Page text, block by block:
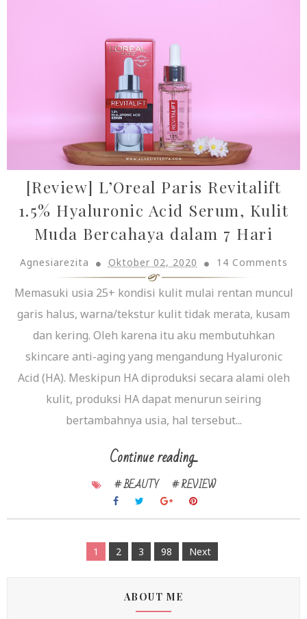
[Review] L’Oreal Paris Revitalift
1.5% Hyaluronic Acid Serum, Kulit
Muda Bercahaya dalam 7 Hari
Agnesiarezita Oktober 02, 2020 14 Comments
Memasuki usia 25+ kondisi kulit mulai rentan muncul
garis halus, warna/tekstur kulit tidak merata, kusam
dan kering. Oleh karena itu aku membutuhkan
skincare anti-aging yang mengandung Hyaluronic
Acid (HA). Meskipun HA diproduksi secara alami oleh
kulit, produksi HA dapat menurun seiring
bertambahnya usia, hal tersebut...
Continue reading...
# BEAUTY # REVIEW
1 2 3 98 Next
ABOUT ME